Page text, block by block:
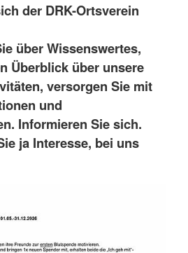
der DRK-Ortsverein
über Wissenswertes,
Überblick über unsere
versorgen Sie mit
und
Informieren Sie sich.
ja Interesse, bei uns